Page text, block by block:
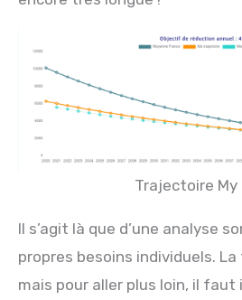
Trajectoire My
Il s’agit là que d’une analyse
propres besoins individuels.
mais pour aller plus loin, il